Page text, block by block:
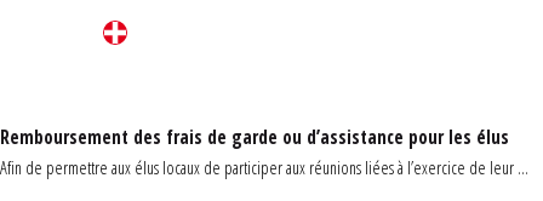
Remboursement des frais de garde ou d’assistance pour les élus
Afin de permettre aux élus locaux de participer aux réunions liées à l’exercice de leur ...